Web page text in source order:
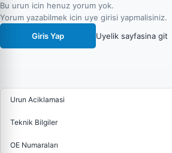
Bu urun icin henuz yorum yok.
Yorum yazabilmek icin uye girisi yapmalisiniz.
Giris Yap
Uyelik sayfasina git
Urun Aciklamasi
Teknik Bilgiler
OE Numaraları